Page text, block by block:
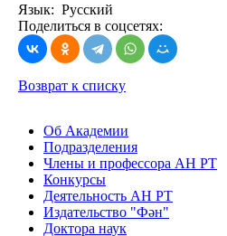
Язык: Русский
Поделиться в соцсетях:
Возврат к списку
Об Академии
Подразделения
Члены и профессора АН РТ
Конкурсы
Деятельность АН РТ
Издательство "Фән"
Доктора наук